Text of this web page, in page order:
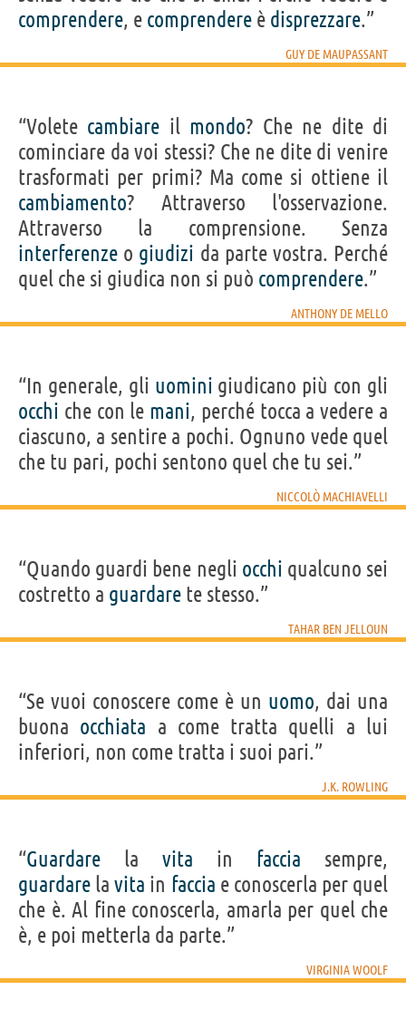
comprendere, e comprendere è disprezzare.”
GUY DE MAUPASSANT
“Volete cambiare il mondo? Che ne dite di
cominciare da voi stessi? Che ne dite di venire
trasformati per primi? Ma come si ottiene il
cambiamento? Attraverso l'osservazione.
Attraverso la comprensione. Senza
interferenze o giudizi da parte vostra. Perché
quel che si giudica non si può comprendere.”
ANTHONY DE MELLO
“In generale, gli uomini giudicano più con gli
occhi che con le mani, perché tocca a vedere a
ciascuno, a sentire a pochi. Ognuno vede quel
che tu pari, pochi sentono quel che tu sei.”
NICCOLÒ MACHIAVELLI
“Quando guardi bene negli occhi qualcuno sei
costretto a guardare te stesso.”
TAHAR BEN JELLOUN
“Se vuoi conoscere come è un uomo, dai una
buona occhiata a come tratta quelli a lui
inferiori, non come tratta i suoi pari.”
J.K. ROWLING
“Guardare la vita in faccia sempre,
guardare lavita in faccia e conoscerla per quel
che è. Al fine conoscerla, amarla per quel che
è, e poi metterla da parte.”
VIRGINIA WOOLF